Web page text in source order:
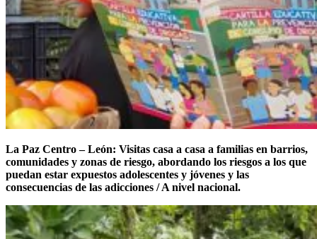
La Paz Centro – León: Visitas casa a casa a familias en barrios,
comunidades y zonas de riesgo, abordando los riesgos a los que
puedan estar expuestos adolescentes y jóvenes y las
consecuencias de las adicciones / A nivel nacional.